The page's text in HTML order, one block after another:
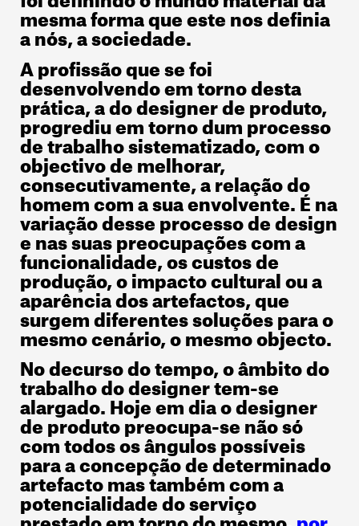
mesma forma que este nos definia
a nós, a sociedade.
A profissão que se foi
desenvolvendo em torno desta
prática, a do designer de produto,
progrediu em torno dum processo
de trabalho sistematizado, com o
objectivo de melhorar,
consecutivamente, a relação do
homem com a sua envolvente. É na
variação desse processo de design
e nas suas preocupações com a
funcionalidade, os custos de
produção, o impacto cultural ou a
aparência dos artefactos, que
surgem diferentes soluções para o
mesmo cenário, o mesmo objecto.
No decurso do tempo, o âmbito do
trabalho do designer tem-se
alargado. Hoje em dia o designer
de produto preocupa-se não só
com todos os ângulos possíveis
para a concepção de determinado
artefacto mas também com a
potencialidade do serviço
prestado em torno do mesmo.por